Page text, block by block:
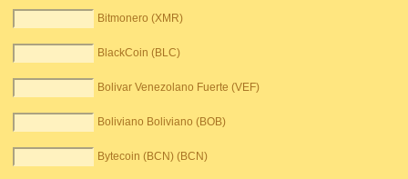
Bitmonero (XMR)
BlackCoin (BLC)
Bolivar Venezolano Fuerte (VEF)
Boliviano Boliviano (BOB)
Bytecoin (BCN) (BCN)